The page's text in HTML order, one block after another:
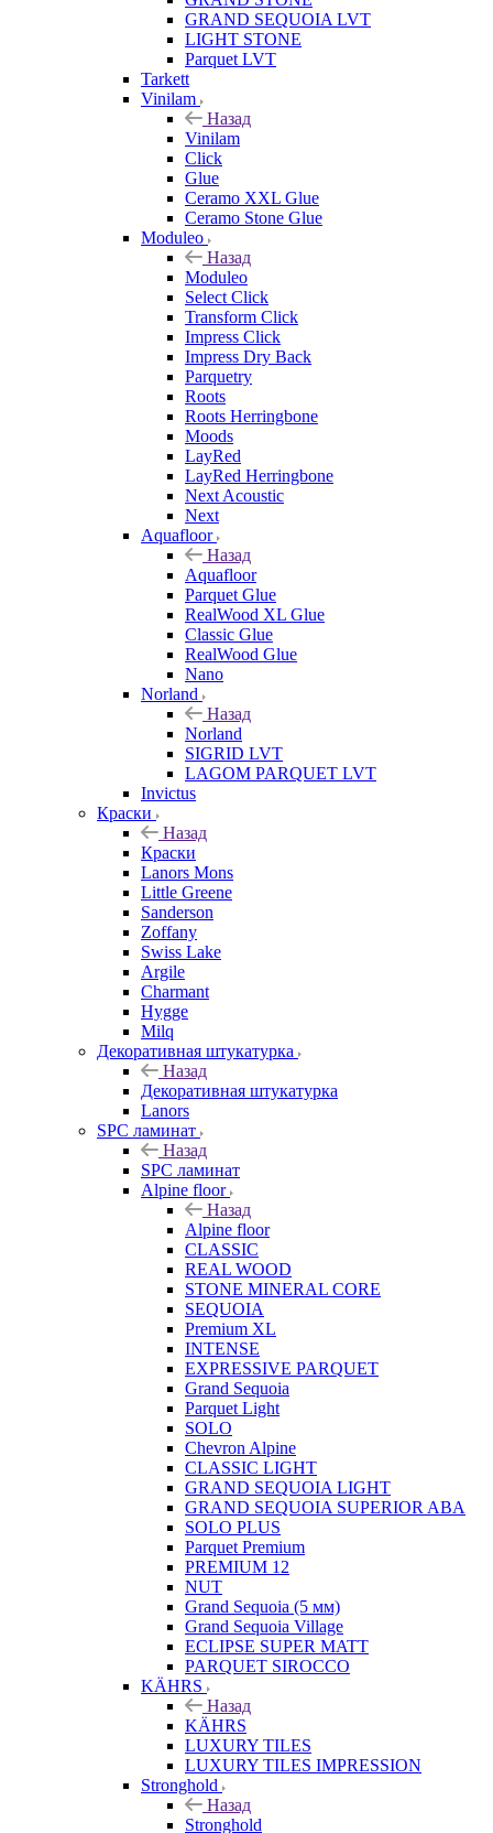
GRAND SEQUOIA LVT
LIGHT STONE
Parquet LVT
Tarkett
Vinilam
Назад
Vinilam
Click
Glue
Ceramo XXL Glue
Ceramo Stone Glue
Moduleo
Назад
Moduleo
Select Click
Transform Click
Impress Click
Impress Dry Back
Parquetry
Roots
Roots Herringbone
Moods
LayRed
LayRed Herringbone
Next Acoustic
Next
Aquafloor
Назад
Aquafloor
Parquet Glue
RealWood XL Glue
Classic Glue
RealWood Glue
Nano
Norland
Назад
Norland
SIGRID LVT
LAGOM PARQUET LVT
Invictus
Краски
Назад
Краски
Lanors Mons
Little Greene
Sanderson
Zoffany
Swiss Lake
Argile
Charmant
Hygge
Milq
Декоративная штукатурка
Назад
Декоративная штукатурка
Lanors
SPC ламинат
Назад
SPC ламинат
Alpine floor
Назад
Alpine floor
CLASSIC
REAL WOOD
STONE MINERAL CORE
SEQUOIA
Premium XL
INTENSE
EXPRESSIVE PARQUET
Grand Sequoia
Parquet Light
SOLO
Chevron Alpine
CLASSIC LIGHT
GRAND SEQUOIA LIGHT
GRAND SEQUOIA SUPERIOR ABA
SOLO PLUS
Parquet Premium
PREMIUM 12
NUT
Grand Sequoia (5 мм)
Grand Sequoia Village
ECLIPSE SUPER MATT
PARQUET SIROCCO
KÄHRS
Назад
KÄHRS
LUXURY TILES
LUXURY TILES IMPRESSION
Stronghold
Назад
Stronghold